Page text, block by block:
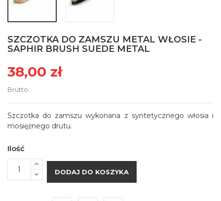
SZCZOTKA DO ZAMSZU METAL WŁOSIE -
SAPHIR BRUSH SUEDE METAL
38,00 zł
Brutto
Szczotka do zamszu wykonana z syntetycznego włosia i
mosiężnego drutu.
Ilość
DODAJ DO KOSZYKA